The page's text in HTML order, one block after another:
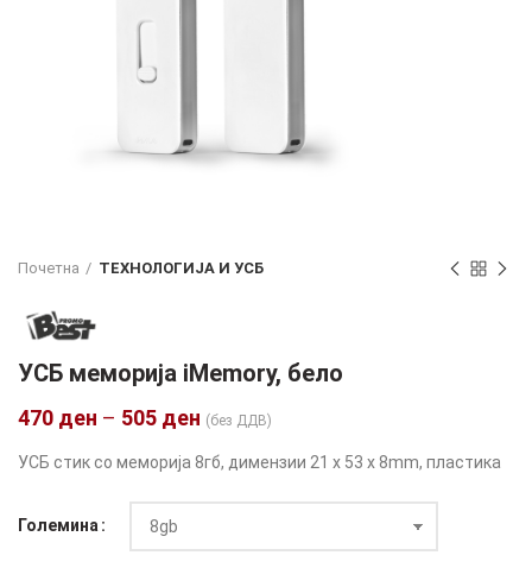
Почетна ТЕХНОЛОГИЈА И УСБ
УСБ меморија iMemory, бело
470 ден – 505 ден (без ДДВ)
УСБ стик со меморија 8гб, димензии 21 x 53 x 8mm, пластика
Големина